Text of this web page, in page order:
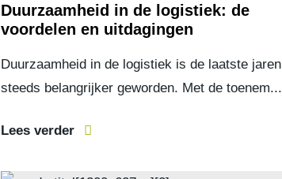
Duurzaamheid in de logistiek: de
voordelen en uitdagingen
Duurzaamheid in de logistiek is de laatste jaren
steeds belangrijker geworden. Met de toenem...
Lees verder